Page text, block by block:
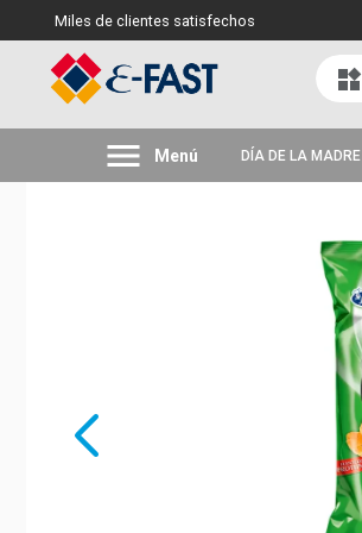
Miles de clientes satisfechos
widgets
menu Menú DÍA DE LA MADRE